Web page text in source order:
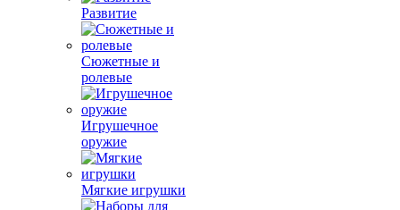
Развитие
Сюжетные и
ролевые
Игрушечное
оружие
Мягкие игрушки